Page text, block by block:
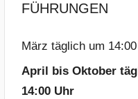
FÜHRUNGEN
März täglich um
April bis Oktober
14:00 Uhr